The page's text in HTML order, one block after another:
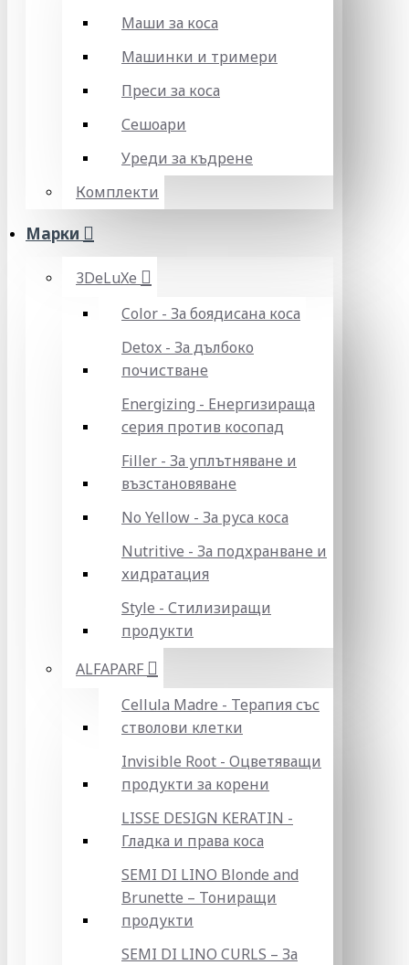
Маши за коса
Машинки и тримери
Преси за коса
Сешоари
Уреди за къдрене
Комплекти
Марки
3DeLuXe
Color - За боядисана коса
Detox - За дълбоко
почистване
Energizing - Енергизираща
серия против косопад
Filler - За уплътняване и
възстановяване
No Yellow - За руса коса
Nutritive - За подхранване и
хидратация
Style - Стилизиращи
продукти
ALFAPARF
Cellula Madre - Терапия със
стволови клетки
Invisible Root - Оцветяващи
продукти за корени
LISSE DESIGN KERATIN -
Гладка и права коса
SEMI DI LINO Blonde and
Brunette – Тониращи
продукти
SEMI DI LINO CURLS – За